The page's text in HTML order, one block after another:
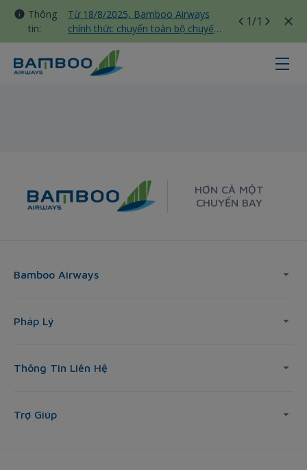
Thông
tin:
Từ 18/8/2025, Bamboo Airways
chính thức chuyển toàn bộ chuyến
bay nội địa sang nhà ga T3 Tân
Sơn Nhất
1/1
HƠN CẢ MỘT
CHUYẾN BAY
Bamboo Airways
Pháp Lý
Thông Tin Liên Hệ
Trợ Giúp